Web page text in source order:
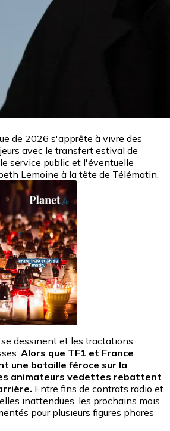
de 2026 s'apprête à vivre des
avec le transfert estival de
service public et l'éventuelle
Lemoine à la tête de Télématin.
dessinent et les tractations
Alors que TF1 et France
une bataille féroce sur la
animateurs vedettes rebattent
Entre fins de contrats radio et
inattendues, les prochains mois
pour plusieurs figures phares